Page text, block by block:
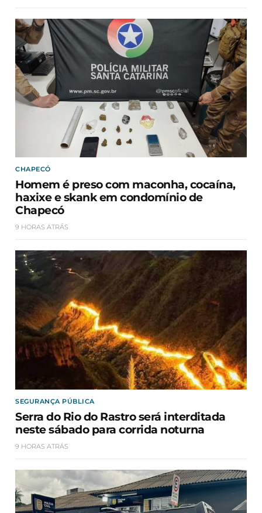
CHAPECÓ
Homem é preso com maconha, cocaína,
haxixe e skank em condomínio de
Chapecó
9 HORAS ATRÁS
SEGURANÇA PÚBLICA
Serra do Rio do Rastro será interditada
neste sábado para corrida noturna
9 HORAS ATRÁS